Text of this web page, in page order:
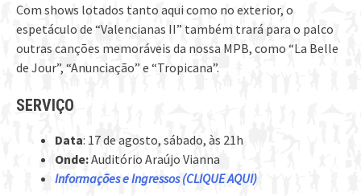
Com shows lotados tanto aqui como no exterior, o
espetáculo de “Valencianas II” também trará para o palco
outras canções memoráveis da nossa MPB, como “La Belle
de Jour”, “Anunciação” e “Tropicana”.
SERVIÇO
Data: 17 de agosto, sábado, às 21h
Onde:Auditório Araújo Vianna
Informações e Ingressos (CLIQUE AQUI)